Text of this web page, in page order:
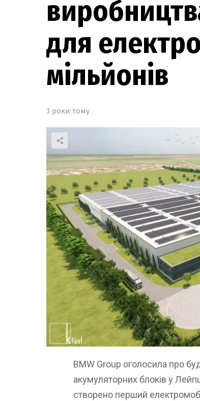
для
мільйонів
3 роки тому
BMW Group оголосила про
акумуляторних блоків у
створено перший